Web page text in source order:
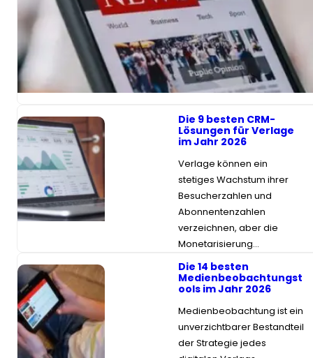
Jahr 2026
Die Möglichkeit, schnell,
sicher und auf mehreren
Plattformen zu
veröffentlichen, ist nicht…
Die 9 besten CRM-
Lösungen für Verlage
im Jahr 2026
Verlage können ein
stetiges Wachstum ihrer
Besucherzahlen und
Abonnentenzahlen
verzeichnen, aber die
Monetarisierung…
Die 14 besten
Medienbeobachtungst
ools im Jahr 2026
Medienbeobachtung ist ein
unverzichtbarer Bestandteil
der Strategie jedes